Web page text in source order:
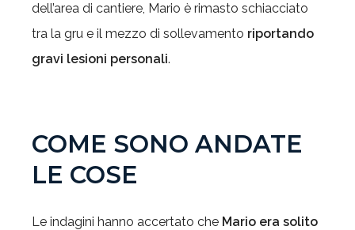
dell’area di cantiere, Mario è rimasto schiacciato
tra la gru e il mezzo di sollevamento riportando
gravi lesioni personali.
COME SONO ANDATE
LE COSE
Le indagini hanno accertato che Mario era solito